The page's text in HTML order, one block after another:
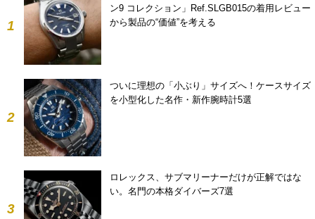
1
ン9 コレクション」Ref.SLGB015の着用レビュー
から製品の“価値”を考える
2
ついに理想の「小ぶり」サイズへ！ケースサイズ
を小型化した名作・新作腕時計5選
3
ロレックス、サブマリーナーだけが正解ではな
い。名門の本格ダイバーズ7選